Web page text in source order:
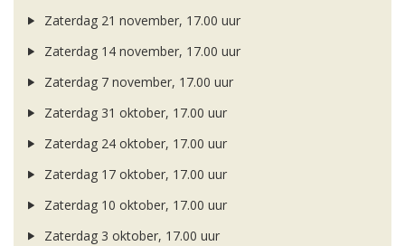
Zaterdag 21 november, 17.00 uur
Zaterdag 14 november, 17.00 uur
Zaterdag 7 november, 17.00 uur
Zaterdag 31 oktober, 17.00 uur
Zaterdag 24 oktober, 17.00 uur
Zaterdag 17 oktober, 17.00 uur
Zaterdag 10 oktober, 17.00 uur
Zaterdag 3 oktober, 17.00 uur